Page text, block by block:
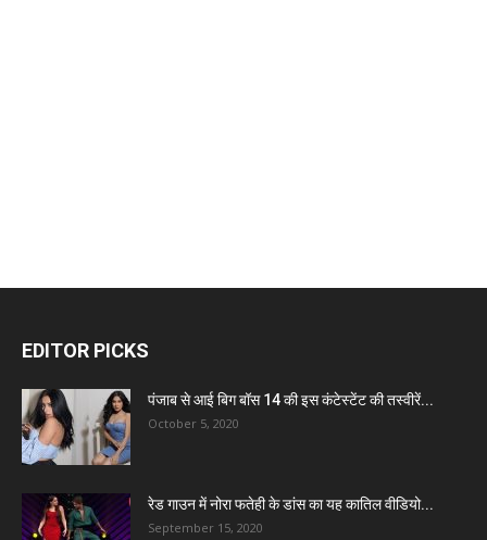
EDITOR PICKS
पंजाब से आई बिग बॉस 14 की इस कंटेस्टेंट की तस्वीरें...
October 5, 2020
रेड गाउन में नोरा फतेही के डांस का यह कातिल वीडियो...
September 15, 2020